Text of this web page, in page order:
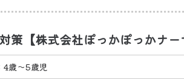
策【株式会社ぽっかぽっかナ
4歳〜5歳児